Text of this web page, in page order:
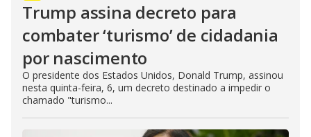
Trump assina decreto para
combater ‘turismo’ de cidadania
por nascimento
O presidente dos Estados Unidos, Donald Trump, assinou
nesta quinta-feira, 6, um decreto destinado a impedir o
chamado "turismo...